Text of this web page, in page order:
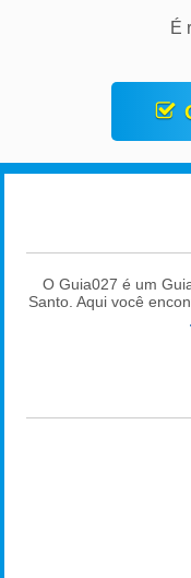
É
O Guia027 é um
Santo. Aqui você